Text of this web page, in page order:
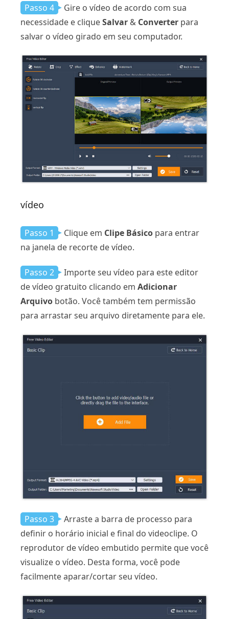
Passo 4
Gire o vídeo de acordo com sua
necessidade e cliqueSalvar & Converter para
salvar o vídeo girado em seu computador.
vídeo
Passo 1 Clique em Clipe Básico para entrar
na janela de recorte de vídeo.
Passo 2
Importe seu vídeo para este editor
de vídeo gratuito clicando em Adicionar
Arquivo botão. Você também tem permissão
para arrastar seu arquivo diretamente para ele.
Passo 3
Arraste a barra de processo para
definir o horário inicial e final do videoclipe. O
reprodutor de vídeo embutido permite que você
visualize o vídeo. Desta forma, você pode
facilmente aparar/cortar seu vídeo.